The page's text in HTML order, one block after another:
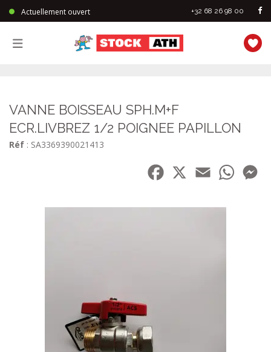
Actuellement ouvert +32 68 26 98 00
VANNE BOISSEAU SPH.M+F
ECR.LIVBREZ 1/2 POIGNEE PAPILLON
Réf : SA3369390021413
Facebook
Email